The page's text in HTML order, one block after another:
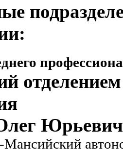
отделением
Юрьевич
Мансийский